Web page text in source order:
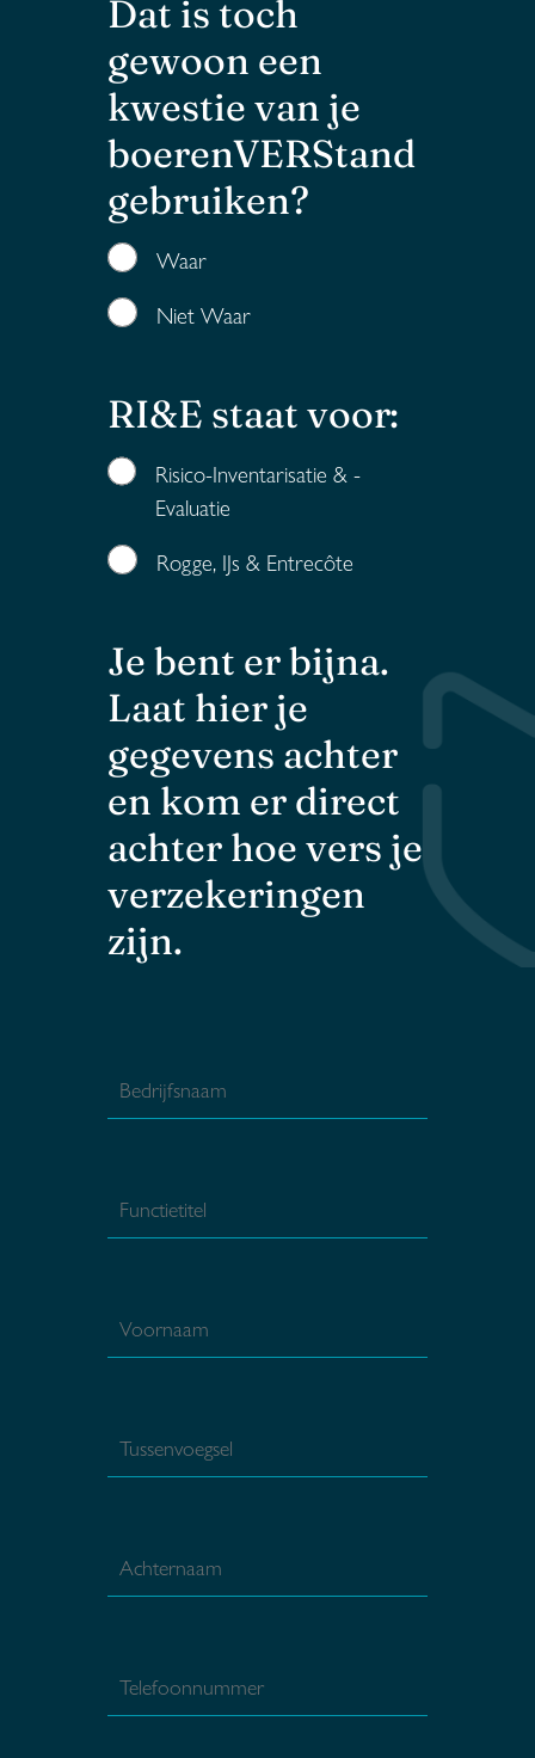
Dat is toch
gewoon een
kwestie van je
boerenVERStand
gebruiken?
Waar
Niet Waar
RI&E staat voor:
Risico-Inventarisatie & -
Evaluatie
Rogge, IJs & Entrecôte
Je bent er bijna.
Laat hier je
gegevens achter
en kom er direct
achter hoe vers je
verzekeringen
zijn.